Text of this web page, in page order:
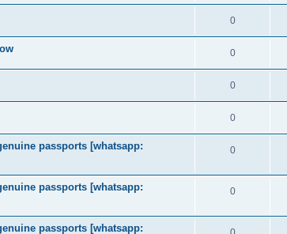
0
0
0
0
passports [whatsapp:
0
passports [whatsapp:
0
passports [whatsapp: